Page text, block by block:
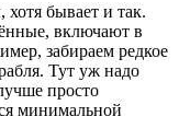
бывает и так.
включают в
забираем редкое
Тут уж надо
просто
минимальной